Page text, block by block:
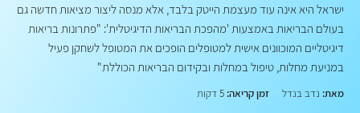
ישראל היא אינה עוד מעצמת הייטק בלבד, אלא מנסה ליצור מציאות חדשה גם
בעולם הבריאות באמצעות 'מהפכת הבריאות הדיגיטלית': "פתרונות בריאות
דיגיטליים המוכוונים אישית למטופלים הופכים את המטופל לשחקן פעיל
במניעת מחלות, טיפול במחלות ובקידום הבריאות הכוללת"
מאת: נדב בנדל זמן קריאה: